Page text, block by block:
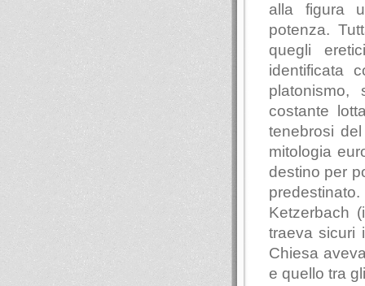
alla figura
potenza.
quegli
identificata
costante
tenebrosi
mitologia
destino per
Ketzerbach
traeva sicuri
Chiesa
e quello tra